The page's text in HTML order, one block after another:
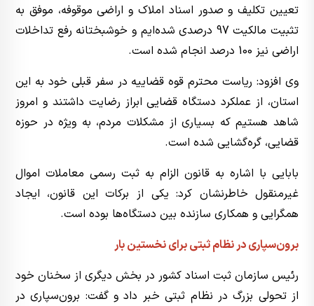
تعیین تکلیف و صدور اسناد املاک و اراضی موقوفه، موفق به
تثبیت مالکیت 97 درصدی شده‌ایم و خوشبختانه رفع تداخلات
اراضی نیز 100 درصد انجام شده است.
وی افزود: ریاست محترم قوه قضاییه در سفر قبلی خود به این
استان، از عملکرد دستگاه قضایی ابراز رضایت داشتند و امروز
شاهد هستیم که بسیاری از مشکلات مردم، به ویژه در حوزه
قضایی، گره‌گشایی شده است.
بابایی با اشاره به قانون الزام به ثبت رسمی معاملات اموال
غیرمنقول خاطرنشان کرد: یکی از برکات این قانون، ایجاد
همگرایی و همکاری سازنده بین دستگاه‌ها بوده است.
برون‌سپاری در نظام ثبتی برای نخستین بار
رئیس سازمان ثبت اسناد کشور در بخش دیگری از سخنان خود
از تحولی بزرگ در نظام ثبتی خبر داد و گفت: برون‌سپاری در